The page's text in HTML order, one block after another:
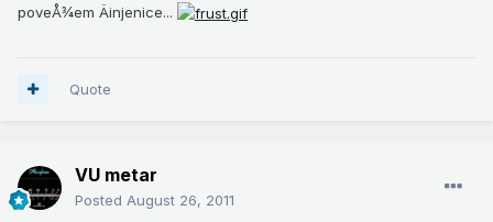
poveÅ¾em Äinjenice...
Quote
VU metar
Posted August 26, 2011